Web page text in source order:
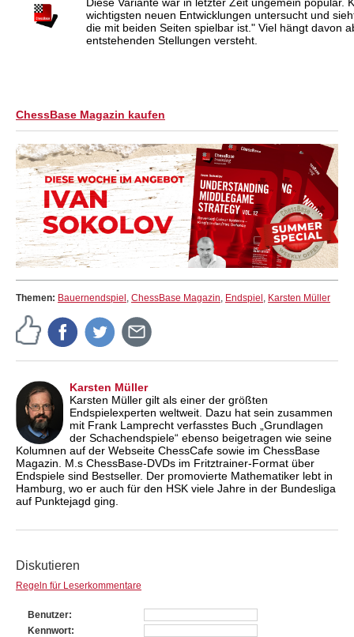
Diese Variante war in letzter Zeit ungemein populär.
wichtigsten neuen Entwicklungen untersucht und
die mit beiden Seiten spielbar ist." Viel hängt davon
entstehenden Stellungen versteht.
ChessBase Magazin kaufen
Themen: Bauernendspiel , ChessBase Magazin, Endspiel , Karsten Müller
Karsten Müller
Karsten Müller gilt als einer der größten
Endspielexperten weltweit. Dazu hat sein zusammen
mit Frank Lamprecht verfasstes Buch „Grundlagen
der Schachendspiele“ ebenso beigetragen wie seine
Kolumnen auf der Webseite ChessCafe sowie im ChessBase
Magazin. M.s ChessBase-DVDs im Fritztrainer-Format über
Endspiele sind Bestseller. Der promovierte Mathematiker lebt in
Hamburg, wo er auch für den HSK viele Jahre in der Bundesliga
auf Punktejagd ging.
Diskutieren
Regeln für Leserkommentare
Benutzer
Kennwort